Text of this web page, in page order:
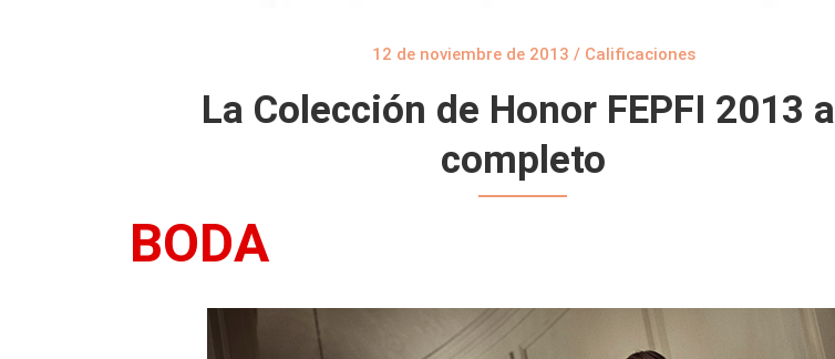
12 de noviembre de 2013 / Calificaciones
La Colección de Honor FEPFI 2013 al
completo
BODA